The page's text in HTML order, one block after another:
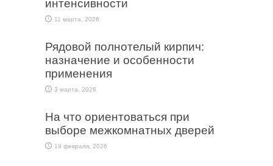
интенсивности
11 марта, 2026
Рядовой полнотелый кирпич:
назначение и особенности
применения
3 марта, 2026
На что ориентоваться при
выборе межкомнатных дверей
19 февраля, 2026